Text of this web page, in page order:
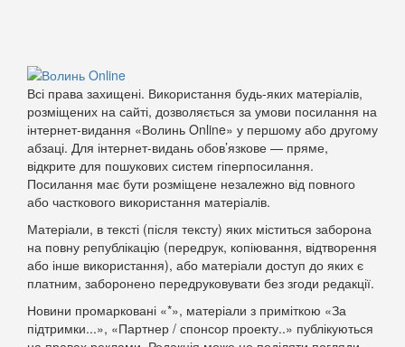
Всі права захищені. Використання будь-яких матеріалів,
розміщених на сайті, дозволяється за умови посилання на
інтернет-видання «Волинь Online» у першому або другому
абзаці. Для інтернет-видань обов’язкове — пряме,
відкрите для пошукових систем гіперпосилання.
Посилання має бути розміщене незалежно від повного
або часткового використання матеріалів.
Матеріали, в тексті (після тексту) яких міститься заборона
на повну републікацію (передрук, копіювання, відтворення
або інше використання), або матеріали доступ до яких є
платним, заборонено передруковувати без згоди редакції.
Новини промарковані «*», матеріали з приміткою «За
підтримки...», «Партнер / спонсор проекту..» публікуються